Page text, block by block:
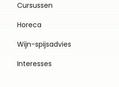
Cursussen
Horeca
Wijn-spijsadvies
Interesses